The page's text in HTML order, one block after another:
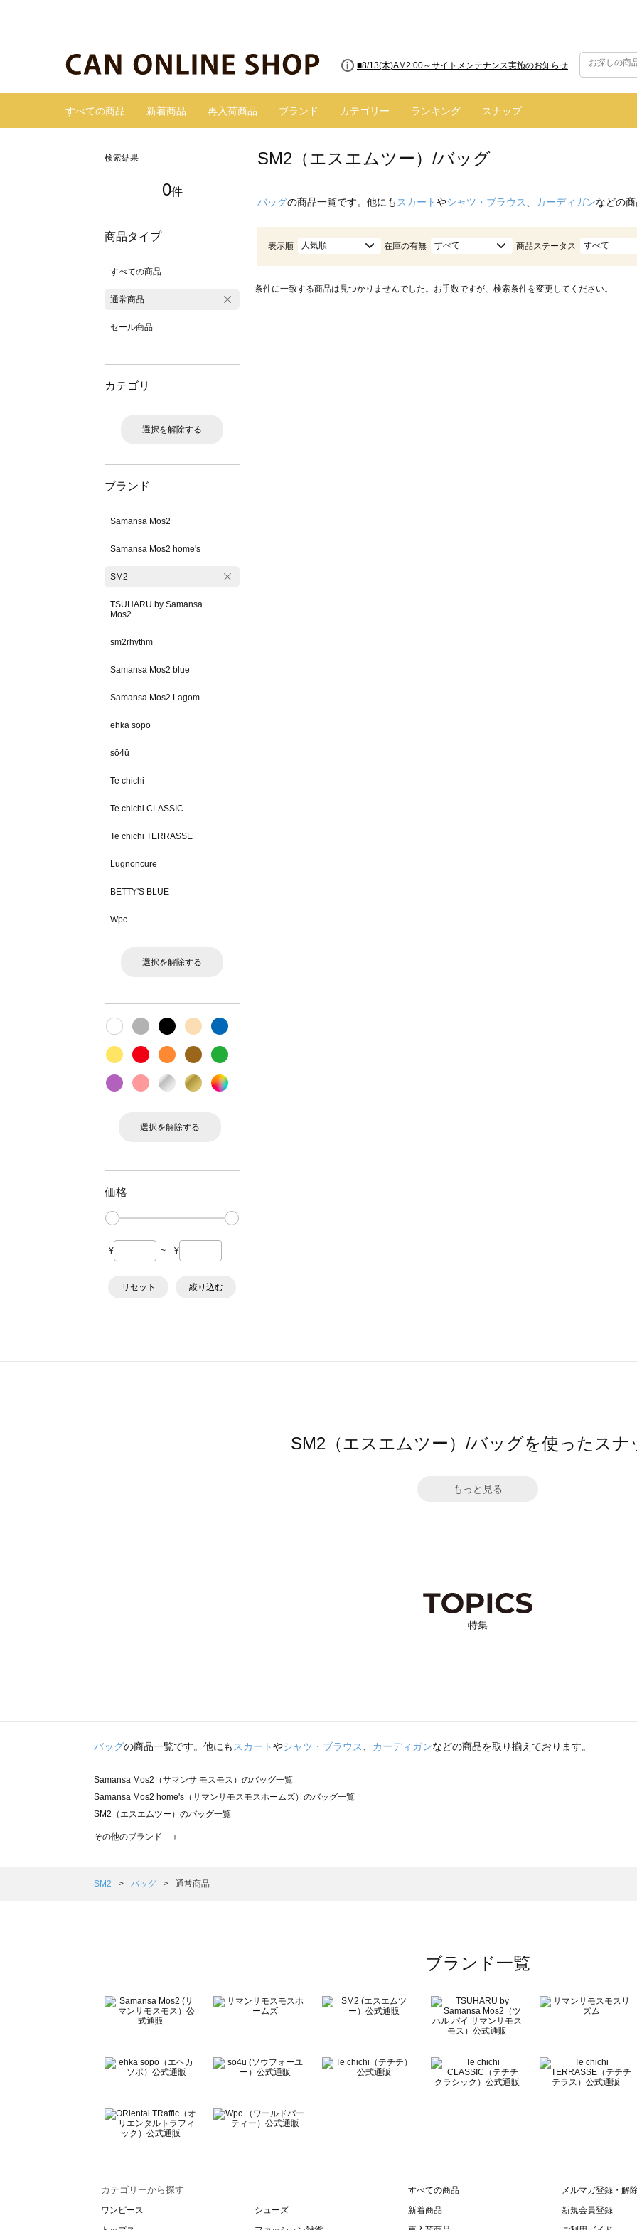
■8/13(木)AM2:00～サイトメンテナンス実施のお知らせ
すべての商品 新着商品 再入荷商品 ブランド カテゴリー ランキング スナップ
検索結果
0件
商品タイプ
すべての商品
通常商品
セール商品
カテゴリ
選択を解除する
ブランド
Samansa Mos2
Samansa Mos2 home's
SM2
TSUHARU by Samansa
Mos2
sm2rhythm
Samansa Mos2 blue
Samansa Mos2 Lagom
ehka sopo
sō4ū
Te chichi
Te chichi CLASSIC
Te chichi TERRASSE
Lugnoncure
BETTY'S BLUE
Wpc.
選択を解除する
選択を解除する
価格
¥ ~ ¥
リセット 絞り込む
SM2（エスエムツー）/バッグ
バッグの商品一覧です。他にも スカートやシャツ・ブラウス カーディガンなどの
表示順 人気順 在庫の有無 すべて 商品ステータス すべて
条件に一致する商品は見つかりませんでした。お手数ですが、検索条件を変更してください。
SM2（エスエムツー）/バッグを使ったスナ
もっと見る
特集
バッグの商品一覧です。他にも スカートやシャツ・ブラウス カーディガンなどの商品を取り揃えております。
Samansa Mos2（サマンサ モスモス）のバッグ一覧
Samansa Mos2 home's（サマンサモスモスホームズ）のバッグ一覧
SM2（エスエムツー）のバッグ一覧
TSUHARU by Samansa Mos2（ツハルバイサマンサモスモス）のバッグ一覧
Samansa Mos2 Lagom（サマンサモスモス ラーゴム）のバッグ一覧
BETTY'S BLUE（べティーズブルー）のバッグ一覧
Wpc.（ワールドパーティー）のバッグ一覧
その他のブランド ＋
SM2 バッグ 通常商品
ブランド一覧
カテゴリーから探す
ワンピース
シューズ
すべての商品
新着商品
メルマガ登録・解
新規会員登録